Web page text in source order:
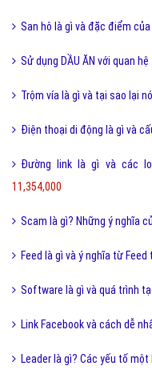
San hô là gì và đặc điểm
Sử dụng DẦU ĂN với quan
Trộm vía là gì và tại sao lại
Điện thoại di động là gì và
Đường link là gì và các
11,354,000
Scam là gì? Những ý nghĩa
Feed là gì và ý nghĩa từ
Software là gì và quá trình
Link Facebook và cách dễ
Leader là gì? Các yếu tố